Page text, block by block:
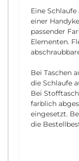
Eine
einer
passender
Elementen.
Bei Taschen
die Schlaufe
Bei
farblich
eingesetzt.
die